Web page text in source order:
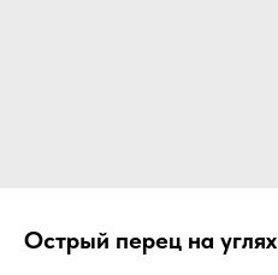
Острый перец на углях